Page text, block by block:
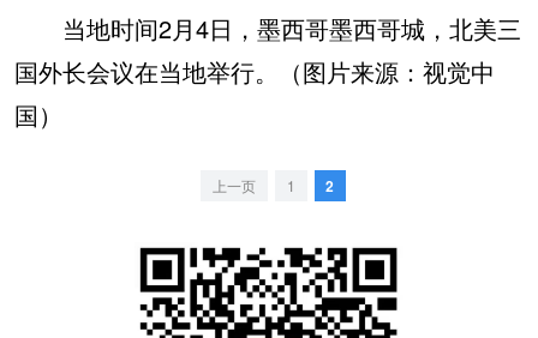
当地时间2月4日，墨西哥墨西哥城，北美三
国外长会议在当地举行。（图片来源：视觉中
国）
上一页 1 2